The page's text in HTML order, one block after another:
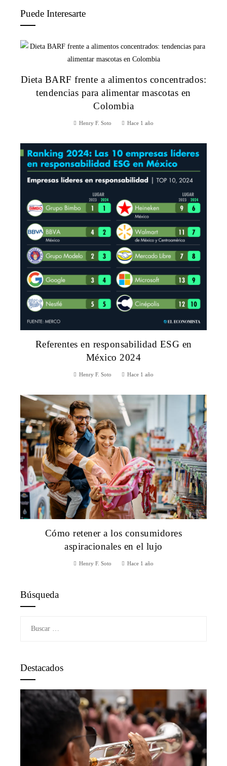
Puede Interesarte
Dieta BARF frente a alimentos concentrados:
tendencias para alimentar mascotas en
Colombia
Henry F. Soto Hace 1 año
Referentes en responsabilidad ESG en
México 2024
Henry F. Soto Hace 1 año
Cómo retener a los consumidores
aspiracionales en el lujo
Henry F. Soto Hace 1 año
Búsqueda
Destacados